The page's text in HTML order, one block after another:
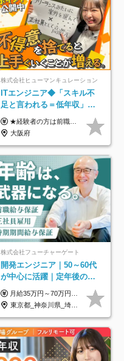
株式会社ヒューマンキュレーション
ITエンジニア◆「スキル不
足と言われる＝低年収」で
はない！｜ 不安を克服し、
年収アップした社員の実例
★経験者の方は前職の年収以上を保証します ★案件単価を開示した上で80％以上を還元します 月給25万円以上＋賞与年2回 ※経験や能力を考慮の上で優遇します ※試用期間が3ヶ月(その間の給与・待遇・雇用形態に変更はありません) ※月給には月20時間分のみなし残業手当(5万円)を含みます(超過分は別途支給) ★残業平均は月10時間以下ですので、毎月10時間分程度はお得です！
大阪府
株式会社フューチャーゲート
開発エンジニア｜50～60代
が中心に活躍｜定年後の給
与減ナシ｜年収50万円アッ
プ実績／昇給率92％（直近3
年）
月給35万円～70万円（固定残業代30時間分63,869円～を含む）+賞与年1回 ※30時間を超える分は別途支給します ●これまでのご経験・スキル・前職給与をできる限り考慮します ●待機期間も給与を100％支給します ●試用期間中も給与や福利厚生は同じです ≪年収を維持しながら長く働けます！≫ 一般的な企業では55歳や60歳を機に年収が下がりますが、 当社は役職などではなく「スキルや経験」で評価。 エンジニアとして長く働きながら あなたにふさわしい年収を維持できます！
東京都_神奈川県_埼玉県_千葉県